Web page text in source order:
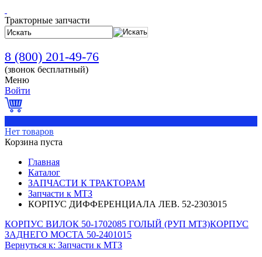
Тракторные запчасти
8 (800) 201-49-76
(звонок бесплатный)
Меню
Войти
Нет товаров
Корзина пуста
Главная
Каталог
ЗАПЧАСТИ К ТРАКТОРАМ
Запчасти к МТЗ
КОРПУС ДИФФЕРЕНЦИАЛА ЛЕВ. 52-2303015
КОРПУС ВИЛОК 50-1702085 ГОЛЫЙ (РУП МТЗ)КОРПУС
ЗАДНЕГО МОСТА 50-2401015
Вернуться к: Запчасти к МТЗ